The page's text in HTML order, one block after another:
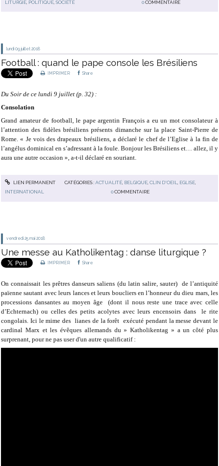
LITURGIE POLITIQUE ,SOCIÉTÉ 0 COMMENTAIRE
lundi 09 juillet 2018
Football : quand le pape console les Brésiliens
IMPRIMER Share
Du Soir de ce lundi 9 juillet (p. 32) :
Consolation
Grand amateur de football, le pape argentin François a eu un mot consolateur à
l’attention des fidèles brésiliens présents dimanche sur la place Saint-Pierre de
Rome. « Je vois des drapeaux brésiliens, a déclaré le chef de l’Eglise à la fin de
l’angélus dominical en s’adressant à la foule. Bonjour les Brésiliens et… allez, il y
aura une autre occasion », a-t-il déclaré en souriant.
LIEN PERMANENT CATÉGORIES :ACTUALITÉ, BELGIQUE, CLIN D'OEIL, EGLISE,
INTERNATIONAL
0 COMMENTAIRE
vendredi 25 mai 2018
Une messe au Katholikentag : danse liturgique ?
IMPRIMER Share
On connaissait les prêtres danseurs saliens (du latin salire, sauter) de l’antiquité
païenne sautant avec leurs lances et leurs boucliers en l’honneur du dieu mars, les
processions dansantes au moyen âge (dont il nous reste une trace avec celle
d’Echternach) ou celles des petits acolytes avec leurs encensoirs dans le rite
congolais. Ici le mime des lianes de la forêt exécuté pendant la messe devant le
cardinal Marx et les évêques allemands du » Katholikentag » a un côté plus
surprenant, pour ne pas user d'un autre qualificatif :